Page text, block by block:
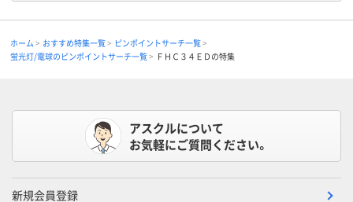
ホーム おすすめ特集一覧
ピンポイントサーチ一覧
蛍光灯/電球のピンポイントサーチ一覧
ＦＨＣ３４ＥＤの特集
アスクルについて
お気軽にご質問ください。
新規会員登録